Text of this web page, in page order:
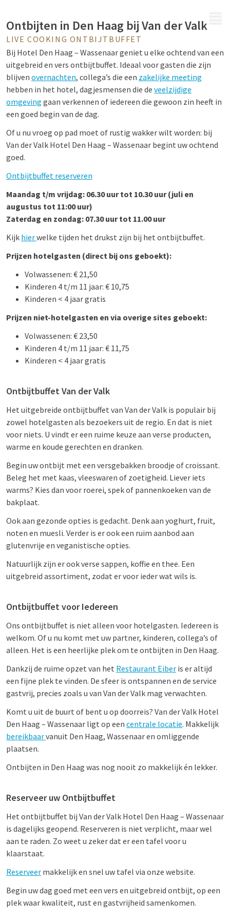
Ontbijten in Den Haag bij Van der Valk
LIVE COOKING ONTBIJTBUFFET
Bij Hotel Den Haag – Wassenaar geniet u elke ochtend van een
uitgebreid en vers ontbijtbuffet. Ideaal voor gasten die zijn
blijven overnachten, collega’s die een zakelijke meeting
hebben in het hotel, dagjesmensen die de veelzijdige
omgeving gaan verkennen of iedereen die gewoon zin heeft in
een goed begin van de dag.
Of u nu vroeg op pad moet of rustig wakker wilt worden: bij
Van der Valk Hotel Den Haag – Wassenaar begint uw ochtend
goed.
Ontbijtbuffet reserveren
Maandag t/m vrijdag: 06.30 uur tot 10.30 uur (juli en
augustus tot 11:00 uur)
Zaterdag en zondag: 07.30 uur tot 11.00 uur
Kijk hierwelke tijden het drukst zijn bij het ontbijtbuffet.
Prijzen hotelgasten (direct bij ons geboekt):
Volwassenen: € 21,50
Kinderen 4 t/m 11 jaar: € 10,75
Kinderen < 4 jaar gratis
Prijzen niet-hotelgasten en via overige sites geboekt:
Volwassenen: € 23,50
Kinderen 4 t/m 11 jaar: € 11,75
Kinderen < 4 jaar gratis
Ontbijtbuffet Van der Valk
Het uitgebreide ontbijtbuffet van Van der Valk is populair bij
zowel hotelgasten als bezoekers uit de regio. En dat is niet
voor niets. U vindt er een ruime keuze aan verse producten,
warme en koude gerechten en dranken.
Begin uw ontbijt met een versgebakken broodje of croissant.
Beleg het met kaas, vleeswaren of zoetigheid. Liever iets
warms? Kies dan voor roerei, spek of pannenkoeken van de
bakplaat.
Ook aan gezonde opties is gedacht. Denk aan yoghurt, fruit,
noten en muesli. Verder is er ook een ruim aanbod aan
glutenvrije en veganistische opties.
Natuurlijk zijn er ook verse sappen, koffie en thee. Een
uitgebreid assortiment, zodat er voor ieder wat wils is.
Ontbijtbuffet voor Iedereen
Ons ontbijtbuffet is niet alleen voor hotelgasten. Iedereen is
welkom. Of u nu komt met uw partner, kinderen, collega’s of
alleen. Het is een heerlijke plek om te ontbijten in Den Haag.
Dankzij de ruime opzet van het Restaurant Eiber is er altijd
een fijne plek te vinden. De sfeer is ontspannen en de service
gastvrij, precies zoals u van Van der Valk mag verwachten.
Komt u uit de buurt of bent u op doorreis? Van der Valk Hotel
Den Haag – Wassenaar ligt op een centrale locatie. Makkelijk
bereikbaarvanuit Den Haag, Wassenaar en omliggende
plaatsen.
Ontbijten in Den Haag was nog nooit zo makkelijk én lekker.
Reserveer uw Ontbijtbuffet
Het ontbijtbuffet bij Van der Valk Hotel Den Haag – Wassenaar
is dagelijks geopend. Reserveren is niet verplicht, maar wel
aan te raden. Zo weet u zeker dat er een tafel voor u
klaarstaat.
Reserveer makkelijk en snel uw tafel via onze website.
Begin uw dag goed met een vers en uitgebreid ontbijt, op een
plek waar kwaliteit, rust en gastvrijheid samenkomen.